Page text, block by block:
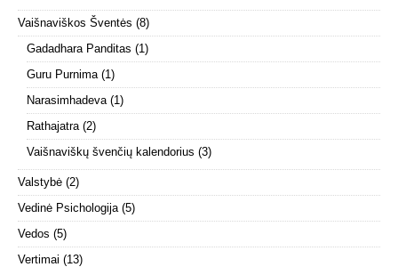
Vaišnaviškos Šventės (8)
Gadadhara Panditas (1)
Guru Purnima (1)
Narasimhadeva (1)
Rathajatra (2)
Vaišnaviškų švenčių kalendorius (3)
Valstybė (2)
Vedinė Psichologija (5)
Vedos (5)
Vertimai (13)